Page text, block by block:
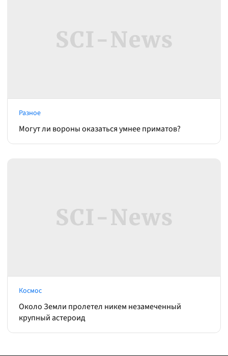
Разное
Могут ли вороны оказаться умнее приматов?
Космос
Около Земли пролетел никем незамеченный
крупный астероид